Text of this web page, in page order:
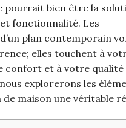
pourrait bien être la
fonctionnalité. Les
plan contemporain
elles touchent à
confort et à votre qualité
explorerons les
de maison une véritable